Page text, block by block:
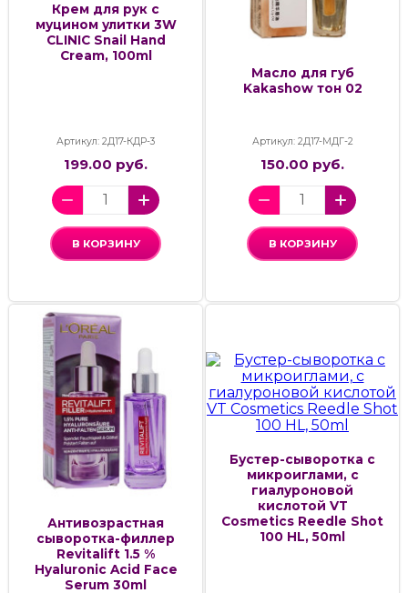
Крем для рук с
муцином улитки 3W
CLINIC Snail Hand
Cream, 100ml
Артикул: 2Д17-КДР-3
199.00 руб.
В КОРЗИНУ
Масло для губ
Kakashow тон 02
Артикул: 2Д17-МДГ-2
150.00 руб.
В КОРЗИНУ
Антивозрастная
сыворотка-филлер
Revitalift 1.5 %
Hyaluronic Acid Face
Serum 30ml
Бустер-сыворотка с
микроиглами, с
гиалуроновой
кислотой VT
Cosmetics Reedle Shot
100 HL, 50ml